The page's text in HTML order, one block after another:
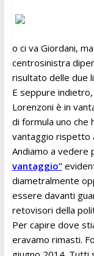
o ci va Giordani,
centrosinistra
risultato delle due
E seppure
Lorenzoni è in
di formula uno che
vantaggio rispetto
Andiamo a vedere
vantaggio”
diametralmente
essere davanti
retovisori della
Per capire dove
eravamo rimasti.